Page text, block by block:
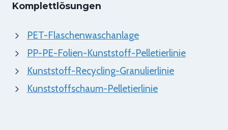
Komplettlösungen
PET-Flaschenwaschanlage
PP-PE-Folien-Kunststoff-Pelletierlinie
Kunststoff-Recycling-Granulierlinie
Kunststoffschaum-Pelletierlinie